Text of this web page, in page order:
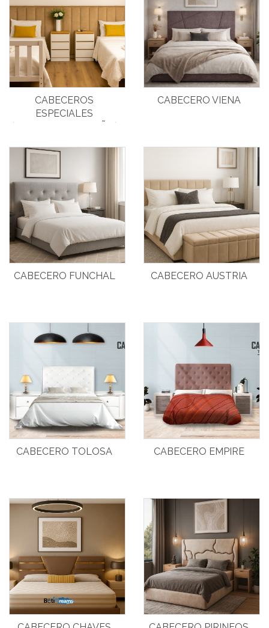
CABECEROS
ESPECIALES
(CUALQUIER TAMAÑO)
CABECERO VIENA
CABECERO FUNCHAL CABECERO AUSTRIA
CABECERO TOLOSA CABECERO EMPIRE